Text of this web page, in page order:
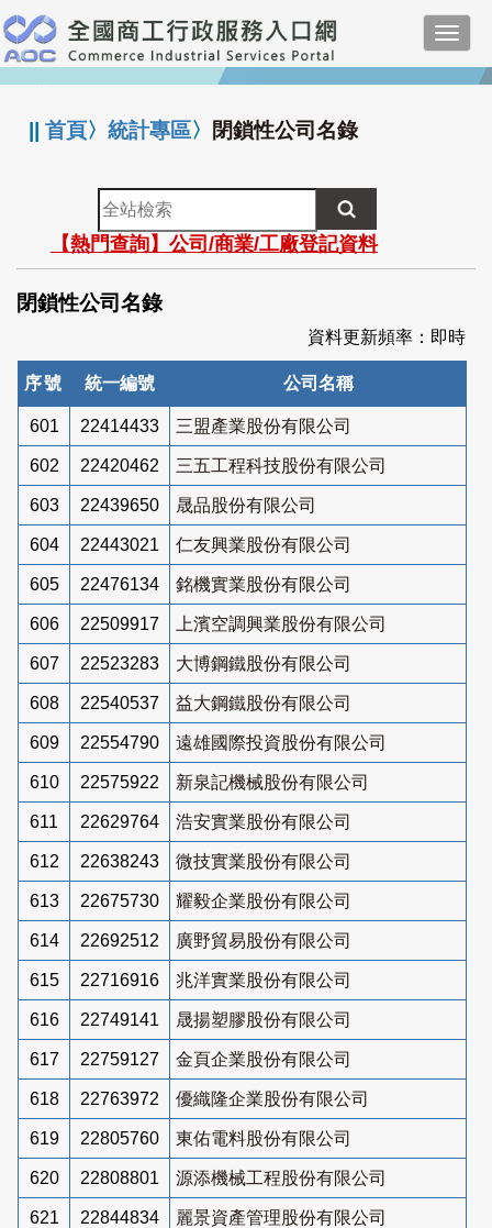
跳
到
主
要
:::
||首頁〉統計專區〉 閉鎖性公司名錄
全
站
檢
索
【熱門查詢】公司/商業/工廠登記資料
閉鎖性公司名錄
資料更新頻率：即時
序號 統一編號 公司名稱
601 22414433 三盟產業股份有限公司
602 22420462 三五工程科技股份有限公司
603 22439650 晟品股份有限公司
604 22443021 仁友興業股份有限公司
605 22476134 銘機實業股份有限公司
606 22509917 上濱空調興業股份有限公司
607 22523283 大博鋼鐵股份有限公司
608 22540537 益大鋼鐵股份有限公司
609 22554790 遠雄國際投資股份有限公司
610 22575922 新泉記機械股份有限公司
611 22629764 浩安實業股份有限公司
612 22638243 微技實業股份有限公司
613 22675730 耀毅企業股份有限公司
614 22692512 廣野貿易股份有限公司
615 22716916 兆洋實業股份有限公司
616 22749141 晟揚塑膠股份有限公司
617 22759127 金頁企業股份有限公司
618 22763972 優織隆企業股份有限公司
619 22805760 東佑電料股份有限公司
620 22808801 源添機械工程股份有限公司
621 22844834 麗景資產管理股份有限公司